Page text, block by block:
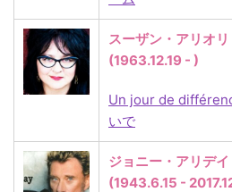
スーザン・アリオ
(1963.12.19 - )
Un jour de
いで
ジョニー・アリデ
(1943.6.15 -